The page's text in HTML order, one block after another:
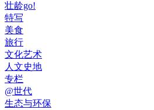
壮龄go!
特写
美食
旅行
文化艺术
人文史地
专栏
@世代
生态与环保